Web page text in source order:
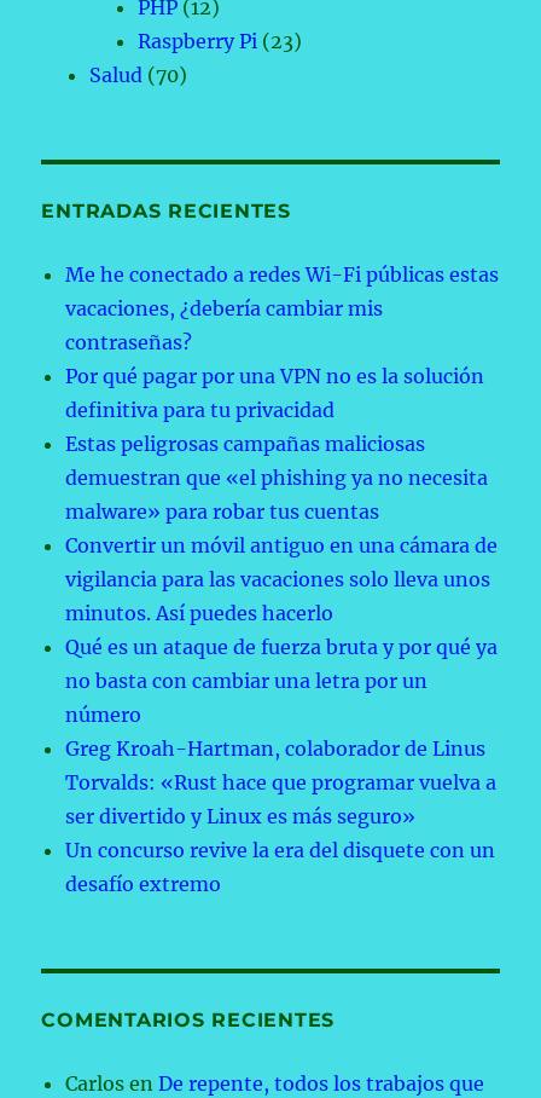
PHP (12)
Raspberry Pi (23)
Salud (70)
ENTRADAS RECIENTES
Me he conectado a redes Wi-Fi públicas estas
vacaciones, ¿debería cambiar mis
contraseñas?
Por qué pagar por una VPN no es la solución
definitiva para tu privacidad
Estas peligrosas campañas maliciosas
demuestran que «el phishing ya no necesita
malware» para robar tus cuentas
Convertir un móvil antiguo en una cámara de
vigilancia para las vacaciones solo lleva unos
minutos. Así puedes hacerlo
Qué es un ataque de fuerza bruta y por qué ya
no basta con cambiar una letra por un
número
Greg Kroah-Hartman, colaborador de Linus
Torvalds: «Rust hace que programar vuelva a
ser divertido y Linux es más seguro»
Un concurso revive la era del disquete con un
desafío extremo
COMENTARIOS RECIENTES
Carlos enDe repente, todos los trabajos que